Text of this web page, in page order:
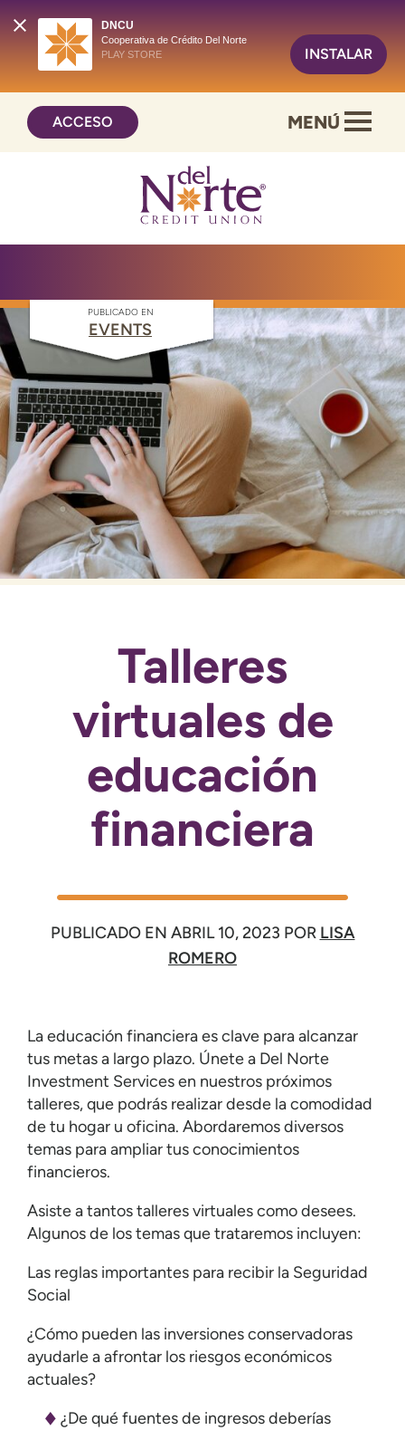
DNCU
Cooperativa de Crédito Del Norte
PLAY STORE
INSTALAR
Saltar
contenido
inicio
ACCESO MENÚ
PUBLICADO EN
EVENTS
Talleres
virtuales de
educación
financiera
PUBLICADO EN ABRIL 10, 2023 POR LISA
ROMERO
La educación financiera es clave para alcanzar
tus metas a largo plazo. Únete a Del Norte
Investment Services en nuestros próximos
talleres, que podrás realizar desde la comodidad
de tu hogar u oficina. Abordaremos diversos
temas para ampliar tus conocimientos
financieros.
Asiste a tantos talleres virtuales como desees.
Algunos de los temas que trataremos incluyen:
Las reglas importantes para recibir la Seguridad
Social
¿Cómo pueden las inversiones conservadoras
ayudarle a afrontar los riesgos económicos
actuales?
¿De qué fuentes de ingresos deberías